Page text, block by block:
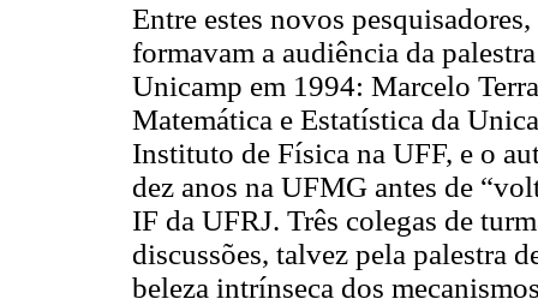
Entre estes novos
formavam a audiência da
Unicamp em 1994: Marcelo
Matemática e Estatística da
Instituto de Física na UFF, e o
dez anos na UFMG antes de
IF da UFRJ. Três colegas de
discussões, talvez pela palestra
beleza intrínseca dos